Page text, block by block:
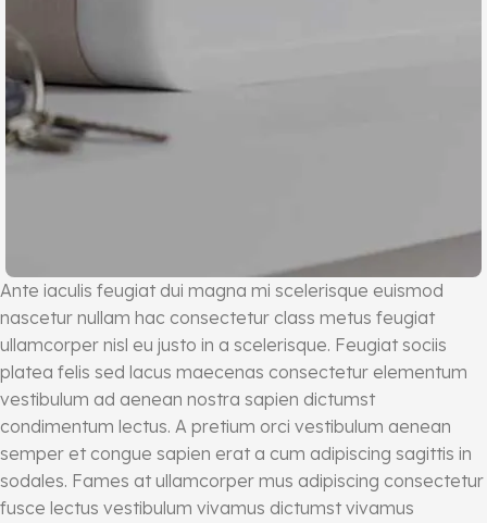
Ante iaculis feugiat dui magna mi scelerisque euismod
nascetur nullam hac consectetur class metus feugiat
ullamcorper nisl eu justo in a scelerisque. Feugiat sociis
platea felis sed lacus maecenas consectetur elementum
vestibulum ad aenean nostra sapien dictumst
condimentum lectus. A pretium orci vestibulum aenean
semper et congue sapien erat a cum adipiscing sagittis in
sodales. Fames at ullamcorper mus adipiscing consectetur
fusce lectus vestibulum vivamus dictumst vivamus